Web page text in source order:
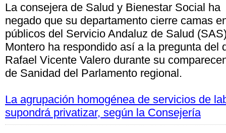
La consejera de Salud y Bienestar Social ha
negado que su departamento cierre camas
públicos del Servicio Andaluz de Salud
Montero ha respondido así a la pregunta del
Rafael Vicente Valero durante su
de Sanidad del Parlamento regional.
La agrupación homogénea de servicios de
supondrá privatizar, según la Consejería